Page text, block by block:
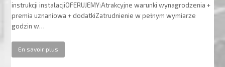
instrukcji instalacjiOFERUJEMY:Atrakcyjne warunki wynagrodzenia +
premia uznaniowa + dodatkiZatrudnienie w pełnym wymiarze
godzin w…
En savoir plus